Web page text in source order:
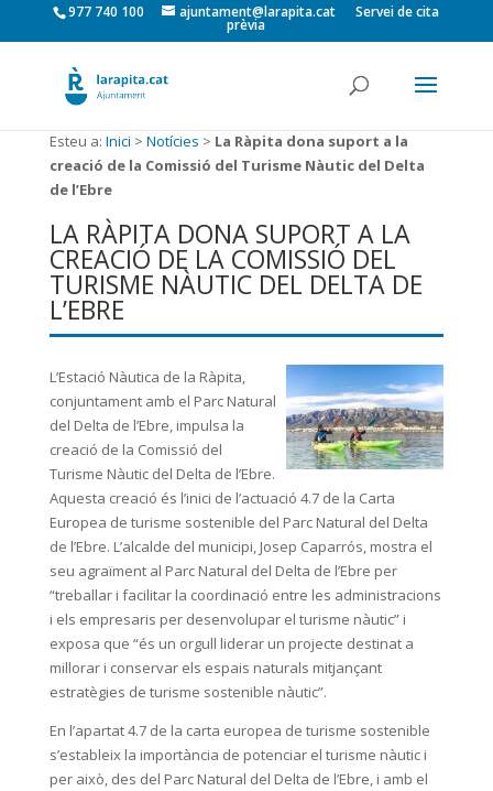
977 740 100 ajuntament@larapita.cat Servei de cita
prèvia
Esteu a: Inici > Notícies > La Ràpita dona suport a la
creació de la Comissió del Turisme Nàutic del Delta
de l’Ebre
LA RÀPITA DONA SUPORT A LA
CREACIÓ DE LA COMISSIÓ DEL
TURISME NÀUTIC DEL DELTA DE
L’EBRE
L’Estació Nàutica de la Ràpita,
conjuntament amb el Parc Natural
del Delta de l’Ebre, impulsa la
creació de la Comissió del
Turisme Nàutic del Delta de l’Ebre.
Aquesta creació és l’inici de l’actuació 4.7 de la Carta
Europea de turisme sostenible del Parc Natural del Delta
de l’Ebre. L’alcalde del municipi, Josep Caparrós, mostra el
seu agraïment al Parc Natural del Delta de l’Ebre per
“treballar i facilitar la coordinació entre les administracions
i els empresaris per desenvolupar el turisme nàutic” i
exposa que “és un orgull liderar un projecte destinat a
millorar i conservar els espais naturals mitjançant
estratègies de turisme sostenible nàutic”.
En l’apartat 4.7 de la carta europea de turisme sostenible
s’estableix la importància de potenciar el turisme nàutic i
per això, des del Parc Natural del Delta de l’Ebre, i amb el